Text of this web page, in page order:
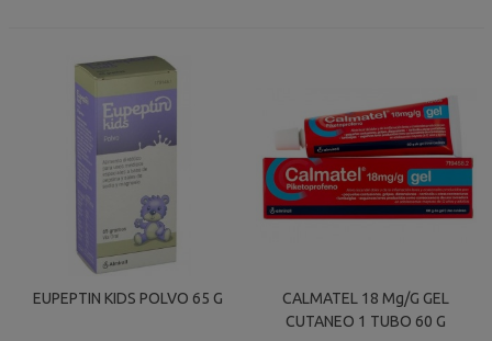
EUPEPTIN KIDS POLVO 65 G
CALMATEL 18 Mg/g GEL
CUTANEO 1 TUBO 60 G